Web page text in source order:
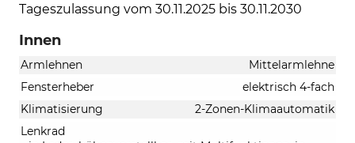
Tageszulassung vom 30.11.2025 bis 30.11.2030
Innen
Armlehnen
Mittelarmlehne
Fensterheber
elektrisch 4-fach
Klimatisierung
2-Zonen-Klimaautomatik
Lenkrad